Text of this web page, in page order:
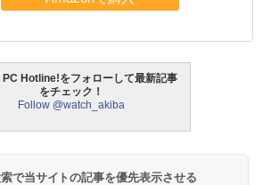
Hotline!をフォローして最新記事
をチェック！
Follow @watch_akiba
で当サイトの記事を優先表示させる